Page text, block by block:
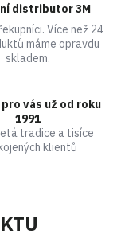
distributor 3M
Více než 24
máme opravdu
skladem.
vás už od roku
1991
tradice a tisíce
klientů